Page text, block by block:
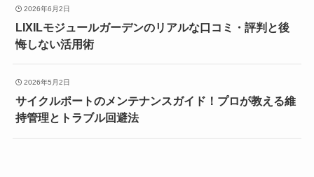
2026年6月2日
LIXILモジュールガーデンのリアルな口コミ・評判と後
悔しない活用術
2026年5月2日
サイクルポートのメンテナンスガイド！プロが教える維
持管理とトラブル回避法